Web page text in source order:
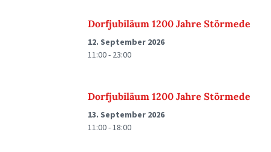
Dorfjubiläum 1200 Jahre Störmede
12. September 2026
11:00 - 23:00
Dorfjubiläum 1200 Jahre Störmede
13. September 2026
11:00 - 18:00